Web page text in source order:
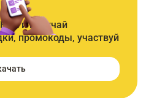
и получай
промокоды, участвуй